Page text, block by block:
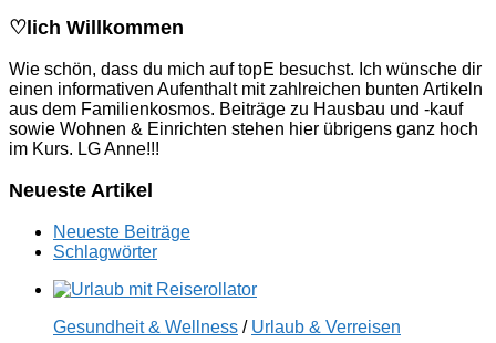
♡lich Willkommen
Wie schön, dass du mich auf topE besuchst. Ich wünsche dir
einen informativen Aufenthalt mit zahlreichen bunten Artikeln
aus dem Familienkosmos. Beiträge zu Hausbau und -kauf
sowie Wohnen & Einrichten stehen hier übrigens ganz hoch
im Kurs. LG Anne!!!
Neueste Artikel
Neueste Beiträge
Schlagwörter
Gesundheit & Wellness / Urlaub & Verreisen